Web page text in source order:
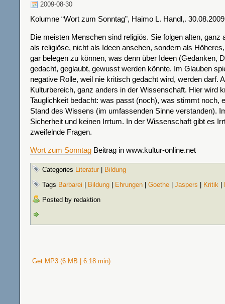
2009-08-30
Kolumne “Wort zum Sonntag”, Haimo L. Handl,. 30.08.2009
Die meisten Menschen sind religiös. Sie folgen alten, ganz
als religiöse, nicht als Ideen ansehen, sondern als
gar belegen zu können, was denn über Ideen (Gedanken,
gedacht, geglaubt, gewusst werden könnte. Im Glauben
negative Rolle, weil nie kritisch gedacht wird, werden darf.
Kulturbereich, ganz anders in der Wissenschaft. Hier wird
Tauglichkeit bedacht: was passt (noch), was stimmt noch,
Stand des Wissens (im umfassenden Sinne verstanden).
Sicherheit und keinen Irrtum. In der Wissenschaft gibt es
zweifelnde Fragen.
Wort zum Sonntag Beitrag in www.kultur-online.net
Categories Literatur
Bildung
Tags Barbarei Bildung Ehrungen Goethe Jaspers Kritik
Posted by redaktion
Get MP3 (6 MB | 6:18 min)